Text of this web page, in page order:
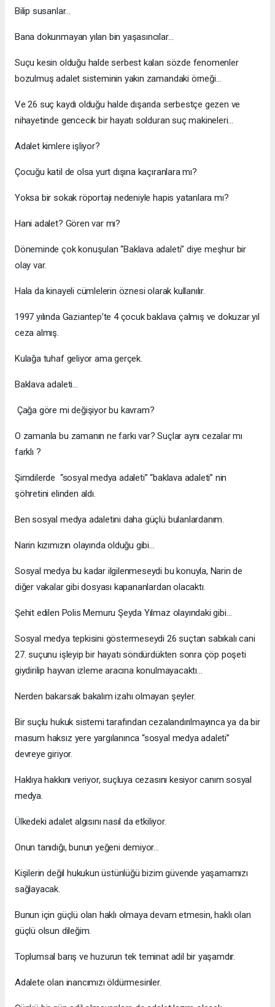
Bilip susanlar…
Bana dokunmayan yılan bin yaşasıncılar…
Suçu kesin olduğu halde serbest kalan sözde fenomenler
bozulmuş adalet sisteminin yakın zamandaki örneği…
Ve 26 suç kaydı olduğu halde dışarıda serbestçe gezen ve
nihayetinde gencecik bir hayatı solduran suç makineleri…
Adalet kimlere işliyor?
Çocuğu katil de olsa yurt dışına kaçıranlara mı?
Yoksa bir sokak röportajı nedeniyle hapis yatanlara mı?
Hani adalet? Gören var mı?
Döneminde çok konuşulan “Baklava adaleti" diye meşhur bir
olay var.
Hala da kinayeli cümlelerin öznesi olarak kullanılır.
1997 yılında Gaziantep’te 4 çocuk baklava çalmış ve dokuzar yıl
ceza almış.
Kulağa tuhaf geliyor ama gerçek.
Baklava adaleti…
Çağa göre mi değişiyor bu kavram?
O zamanla bu zamanın ne farkı var? Suçlar aynı cezalar mı
farklı ?
Şimdilerde “sosyal medya adaleti” “baklava adaleti” nin
şöhretini elinden aldı.
Ben sosyal medya adaletini daha güçlü bulanlardanım.
Narin kızımızın olayında olduğu gibi…
Sosyal medya bu kadar ilgilenmeseydi bu konuyla, Narin de
diğer vakalar gibi dosyası kapananlardan olacaktı.
Şehit edilen Polis Memuru Şeyda Yılmaz olayındaki gibi…
Sosyal medya tepkisini göstermeseydi 26 suçtan sabıkalı cani
27. suçunu işleyip bir hayatı söndürdükten sonra çöp poşeti
giydirilip hayvan izleme aracına konulmayacaktı…
Nerden bakarsak bakalım izahı olmayan şeyler.
Bir suçlu hukuk sistemi tarafından cezalandırılmayınca ya da bir
masum haksız yere yargılanınca “sosyal medya adaleti”
devreye giriyor.
Haklıya hakkını veriyor, suçluya cezasını kesiyor canım sosyal
medya.
Ülkedeki adalet algısını nasıl da etkiliyor.
Onun tanıdığı, bunun yeğeni demiyor…
Kişilerin değil hukukun üstünlüğü bizim güvende yaşamamızı
sağlayacak.
Bunun için güçlü olan haklı olmaya devam etmesin, haklı olan
güçlü olsun dileğim.
Toplumsal barış ve huzurun tek teminat adil bir yaşamdır.
Adalete olan inancımızı öldürmesinler.